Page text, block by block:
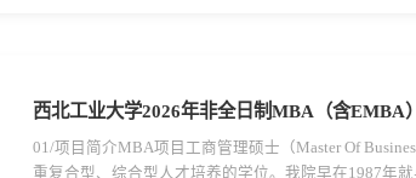
西北工业大学2026年非全日制MBA（含EMBA
01/项目简介MBA项目工商管理硕士（Master Of
重复合型、综合型人才培养的学位。我院早在1987年